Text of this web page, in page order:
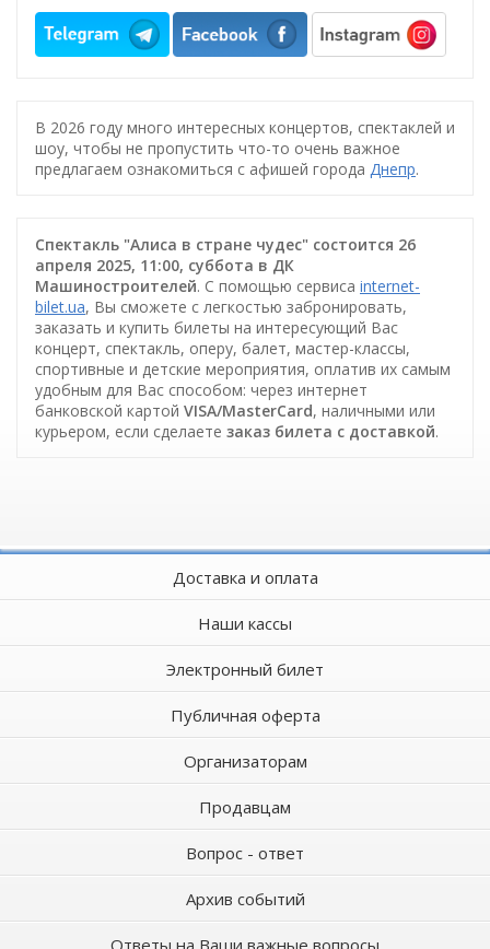
В 2026 году много интересных концертов, спектаклей и
шоу, чтобы не пропустить что-то очень важное
предлагаем ознакомиться с афишей города Днепр.
Спектакль "Алиса в стране чудес" состоится 26
апреля 2025, 11:00, суббота в ДК
Машиностроителей. С помощью сервиса internet-
bilet.ua, Вы сможете с легкостью забронировать,
заказать и купить билеты на интересующий Вас
концерт, спектакль, оперу, балет, мастер-классы,
спортивные и детские мероприятия, оплатив их самым
удобным для Вас способом: через интернет
банковской картой VISA/MasterCard, наличными или
курьером, если сделаете заказ билета c доставкой.
Доставка и оплата
Наши кассы
Электронный билет
Публичная оферта
Организаторам
Продавцам
Вопрос - ответ
Архив событий
Ответы на Ваши важные вопросы